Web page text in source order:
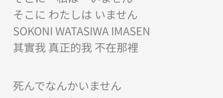
そこに わたしは いません
SOKONI WATASIWA IMASEN
其實我 真正的我 不在那裡
死んでなんかいません